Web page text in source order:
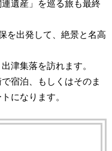
遺産」を巡る旅も最終
を出発して、絶景と名高
津集落を訪れます。
宿泊、もしくはそのま
になります。